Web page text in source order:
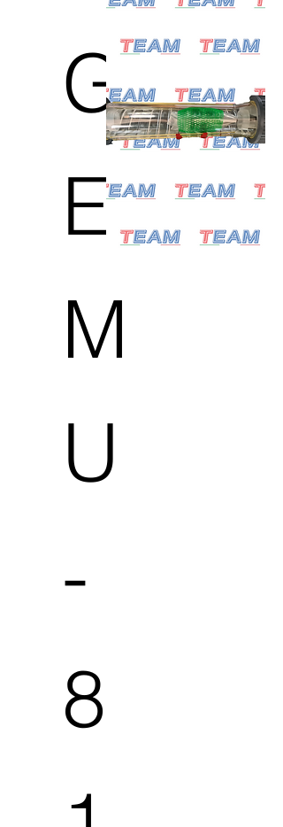
G
E
M
U
-
8